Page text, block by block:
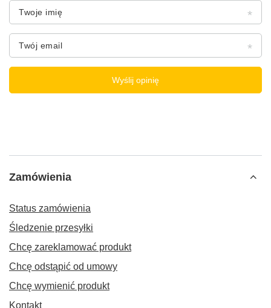
Twoje imię
Twój email
Wyślij opinię
Zamówienia
Status zamówienia
Śledzenie przesyłki
Chcę zareklamować produkt
Chcę odstąpić od umowy
Chcę wymienić produkt
Kontakt